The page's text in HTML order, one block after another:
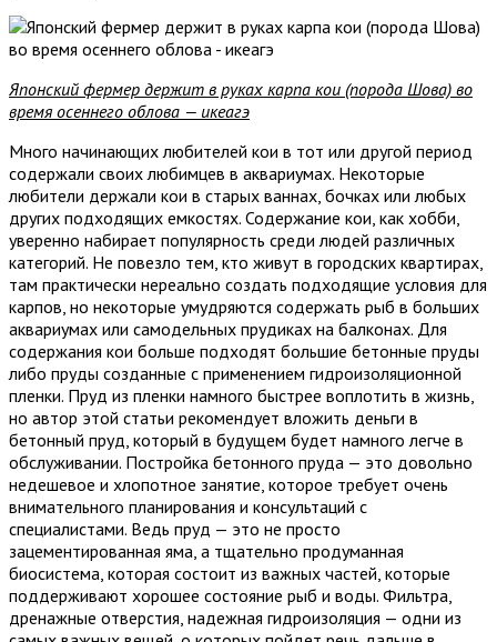
Японский фермер держит в руках карпа кои (порода Шова) во
время осеннего облова — икеагэ
Много начинающих любителей кои в тот или другой период
содержали своих любимцев в аквариумах. Некоторые
любители держали кои в старых ваннах, бочках или любых
других подходящих емкостях. Содержание кои, как хобби,
уверенно набирает популярность среди людей различных
категорий. Не повезло тем, кто живут в городских квартирах,
там практически нереально создать подходящие условия для
карпов, но некоторые умудряются содержать рыб в больших
аквариумах или самодельных прудиках на балконах. Для
содержания кои больше подходят большие бетонные пруды
либо пруды созданные с применением гидроизоляционной
пленки. Пруд из пленки намного быстрее воплотить в жизнь,
но автор этой статьи рекомендует вложить деньги в
бетонный пруд, который в будущем будет намного легче в
обслуживании. Постройка бетонного пруда — это довольно
недешевое и хлопотное занятие, которое требует очень
внимательного планирования и консультаций с
специалистами. Ведь пруд — это не просто
зацементированная яма, а тщательно продуманная
биосистема, которая состоит из важных частей, которые
поддерживают хорошее состояние рыб и воды. Фильтра,
дренажные отверстия, надежная гидроизоляция — одни из